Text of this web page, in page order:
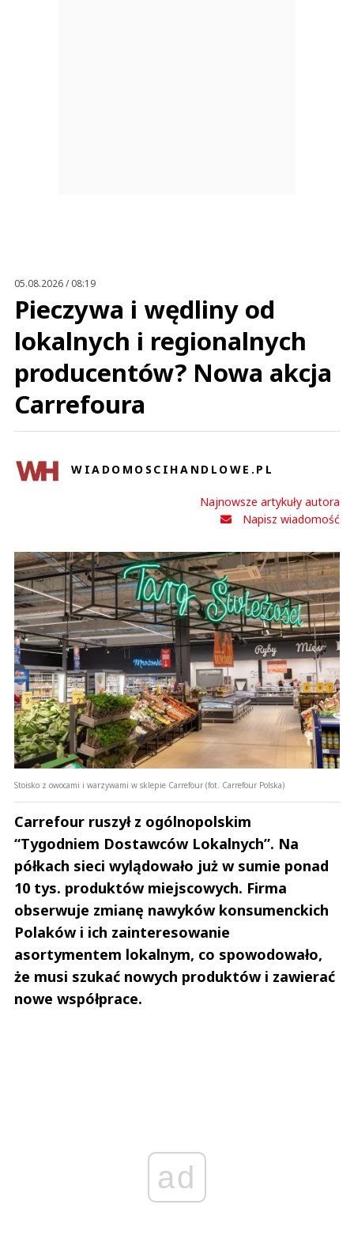
05.08.2026 / 08:19
Pieczywa i wędliny od
lokalnych i regionalnych
producentów? Nowa akcja
Carrefoura
WIADOMOSCIHANDLOWE.PL
Najnowsze artykuły autora
Napisz wiadomość
Stoisko z owocami i warzywami w sklepie Carrefour (fot. Carrefour Polska)
Carrefour ruszył z ogólnopolskim
“Tygodniem Dostawców Lokalnych”. Na
półkach sieci wylądowało już w sumie ponad
10 tys. produktów miejscowych. Firma
obserwuje zmianę nawyków konsumenckich
Polaków i ich zainteresowanie
asortymentem lokalnym, co spowodowało,
że musi szukać nowych produktów i zawierać
nowe współprace.
ad